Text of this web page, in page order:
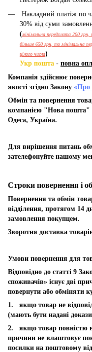
Накладний платіж по
30% від суми
(мінімальна передплата 200
більше 650 грн, то мінімальна
цілого числа)
Укр пошта - повна
Компанія здійснює
якості згідно Закону «Про
Обмін та повернення
компанією "Нова пошта"
Одеса, Україна.
Для вирішення питань
зателефонуйте нашому
Строки повернення і
Повернення та обмін
відділення, протягом 14
замовлення покупцем.
Зворотня доставка
Умови повернення для
Відповідно до статті 9
споживачів» існує дві
повернути або обміняти
1. якщо товар не
(мають бути надані докази
2. якщо товар повністю
причини не влаштовує
посилки на поштовому